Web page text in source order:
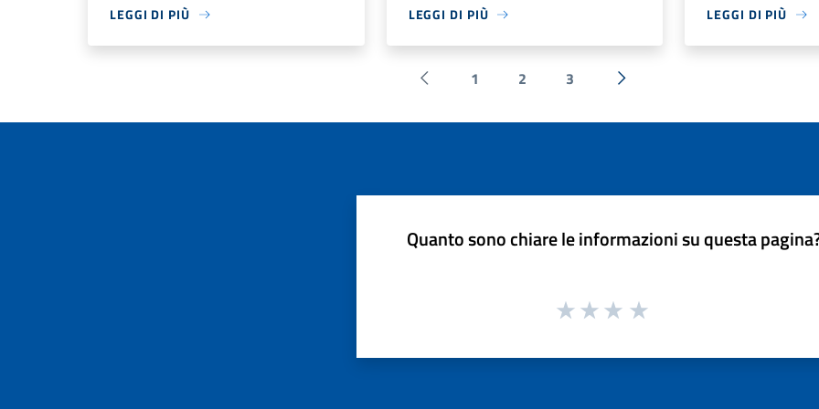
LEGGI DI PIÙ LEGGI DI PIÙ LEGGI DI PIÙ
Pagina precedente
1 2 3
Successiva »
Quanto sono chiare le informazioni su questa